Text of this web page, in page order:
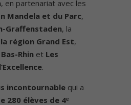
, en partenariat avec les
Mandela et du Parc,
Graffenstaden, la
région Grand Est,
Rhin et Les
.
incontournable qui a
280 élèves de 4ᵉ